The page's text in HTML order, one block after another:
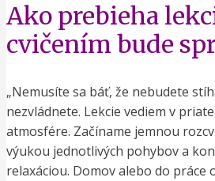
Ako prebieha
cvičením bude
„Nemusíte sa báť, že nebudete
nezvládnete. Lekcie vediem v
atmosfére. Začíname jemnou
výukou jednotlivých pohybov a
relaxáciou. Domov alebo do práce